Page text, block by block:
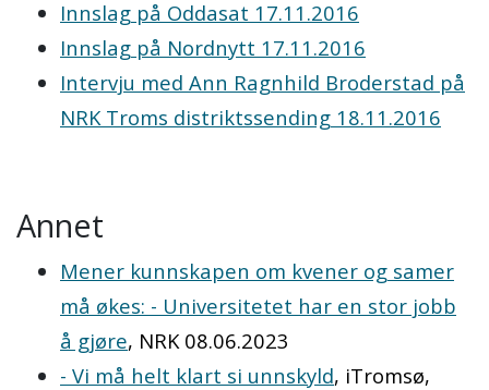
Innslag på Oddasat 17.11.2016
Innslag på Nordnytt 17.11.2016
Intervju med Ann Ragnhild Broderstad på
NRK Troms distriktssending 18.11.2016
Annet
Mener kunnskapen om kvener og samer
må økes: - Universitetet har en stor jobb
å gjøre, NRK 08.06.2023
- Vi må helt klart si unnskyld, iTromsø,